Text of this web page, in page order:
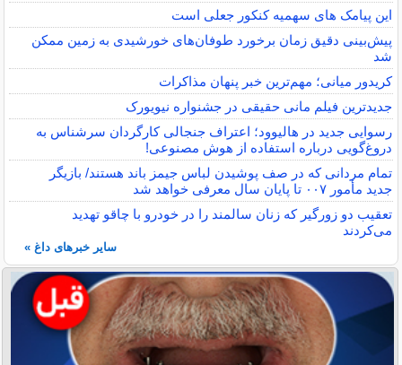
این پیامک های سهمیه کنکور جعلی است
پیش‌بینی دقیق زمان برخورد طوفان‌های خورشیدی به زمین ممکن
شد
کریدور میانی؛ مهم‌ترین خبر پنهان مذاکرات
جدیدترین فیلم مانی حقیقی در جشنواره نیویورک
رسوایی جدید در هالیوود؛ اعتراف جنجالی کارگردان سرشناس به
دروغ‌گویی درباره استفاده از هوش مصنوعی!
تمام مردانی که در صف پوشیدن لباس جیمز باند هستند/ بازیگر
جدید مأمور ۰۰۷ تا پایان سال معرفی خواهد شد
تعقیب دو زورگیر که زنان سالمند را در خودرو با چاقو تهدید
می‌کردند
سایر خبرهای داغ »